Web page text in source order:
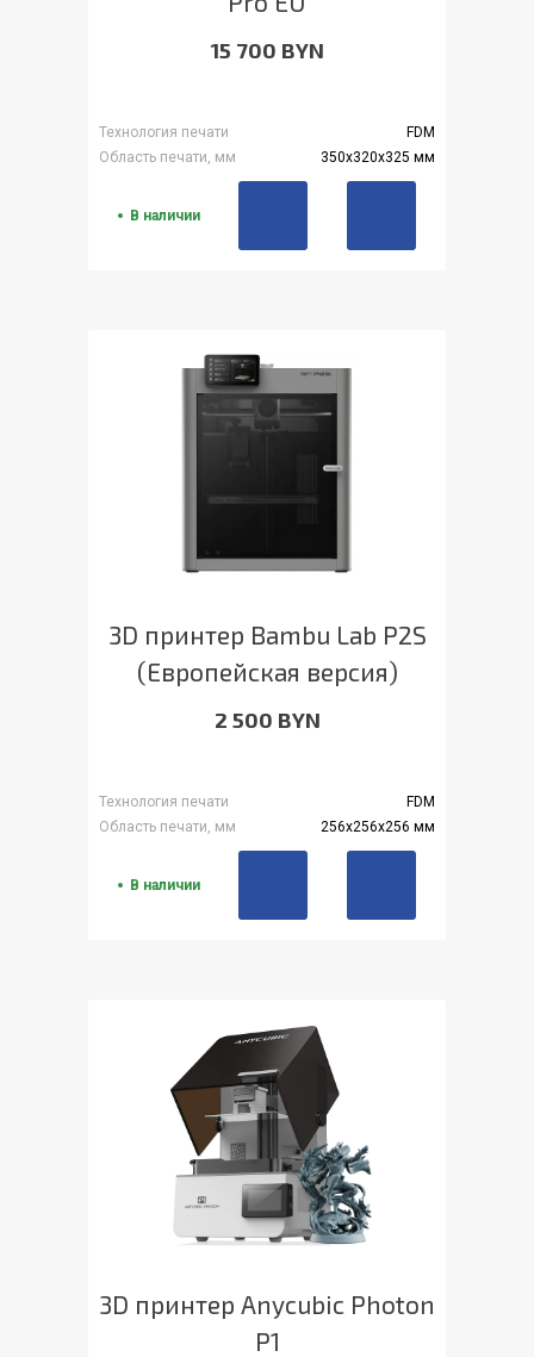
15 700 BYN
Технология печати
FDM
Область печати, мм
350x320x325 мм
В наличии
3D принтер Bambu Lab P2S
(Европейская версия)
2 500 BYN
Технология печати
FDM
Область печати, мм
256x256x256 мм
В наличии
3D принтер Anycubic Photon
P1